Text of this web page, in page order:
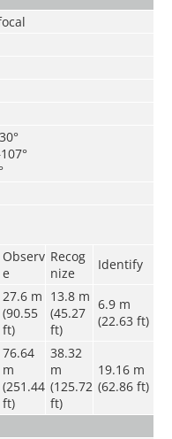
Observ
e
Recog
nize
Identify
27.6 m
(90.55
ft)
13.8 m
(45.27
ft)
6.9 m
(22.63 ft)
76.64
m
(251.44
ft)
38.32
m
(125.72
ft)
19.16 m
(62.86 ft)